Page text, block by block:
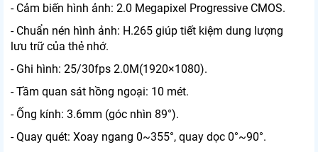
- Cảm biến hình ảnh: 2.0 Megapixel Progressive CMOS.
- Chuẩn nén hình ảnh: H.265 giúp tiết kiệm dung lượng
lưu trữ của thẻ nhớ.
- Ghi hình: 25/30fps 2.0M(1920×1080).
- Tầm quan sát hồng ngoại: 10 mét.
- Ống kính: 3.6mm (góc nhìn 89°).
- Quay quét: Xoay ngang 0~355°, quay dọc 0°~90°.